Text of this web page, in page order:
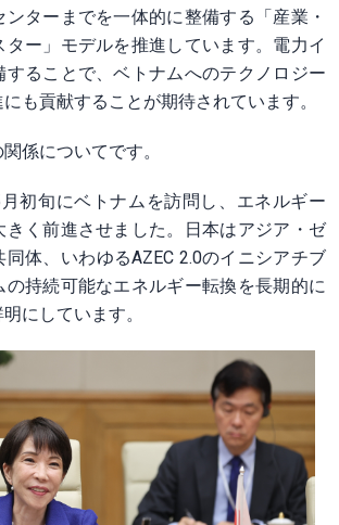
ターまでを一体的に整備する「産業・
ター」モデルを推進しています。電力イ
することで、ベトナムへのテクノロジー
も貢献することが期待されています。
係についてです。
初旬にベトナムを訪問し、エネルギー
きく前進させました。日本はアジア・ゼ
同体、いわゆるAZEC 2.0のイニシアチブ
持続可能なエネルギー転換を長期的に
にしています。